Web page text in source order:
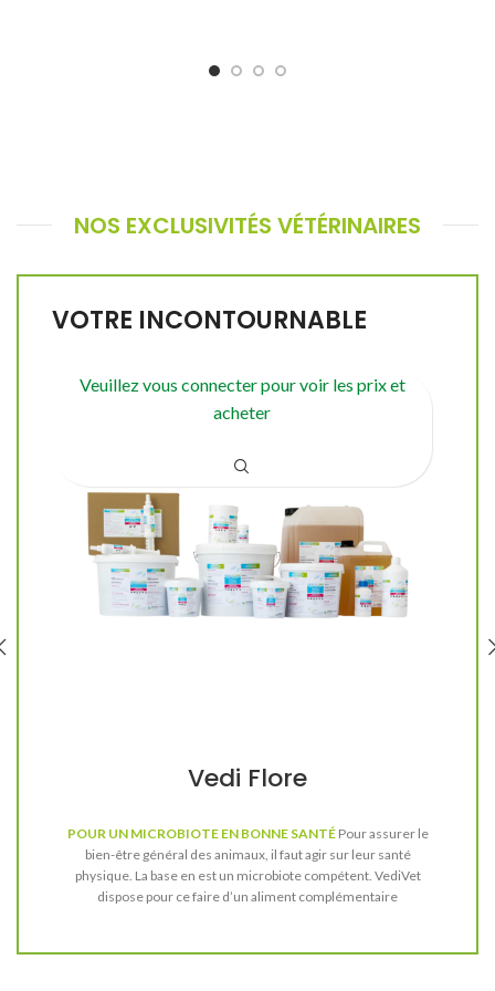
NOS EXCLUSIVITÉS VÉTÉRINAIRES
VOTRE INCONTOURNABLE
Vedi Flore
POUR UN MICROBIOTE EN BONNE SANTÉPour assurer le
bien-être général des animaux, il faut agir sur leur santé
physique. La base en est un microbiote compétent. VediVet
dispose pour ce faire d’un aliment complémentaire
fermentation lactique lente d’au moins 6 mois. Les bactéries
Veuillez vous connecter pour voir les prix et
acheter